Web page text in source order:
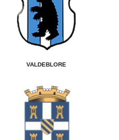
VALDEBLORE